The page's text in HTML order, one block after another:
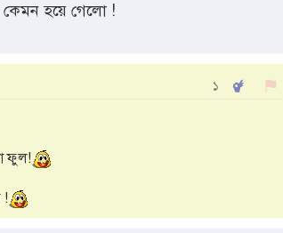
কেমন হয়ে গেলো !
১
ফুল!
!